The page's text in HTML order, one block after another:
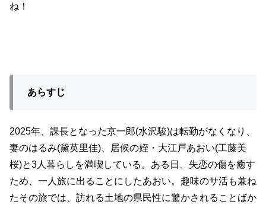
ね！
あらすじ
2025年、課⾧となった京一郎(水沢駿)は転勤がなくなり、
妻のはるみ(黛英里佳)、居候の姪・大江戸あおい(工藤美
桜)と3人暮らしを満喫している。ある日、失恋の傷を癒す
ため、一人旅に出ることにしたあおい。趣味のサ活も兼ね
たその旅では、訪れる土地の県民性に驚かされることばか